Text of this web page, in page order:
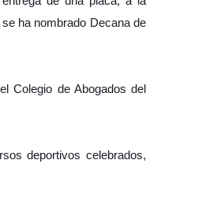
ha nombrado Decana de
Colegio de Abogados del
deportivos celebrados,